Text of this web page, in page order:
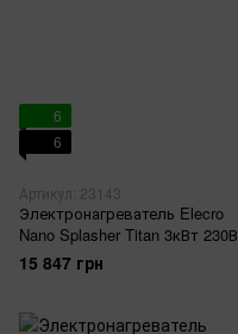
6
6
Артикул: 23143
Электронагреватель Elecro
Nano Splasher Titan 3кВт 230В
15 847 грн